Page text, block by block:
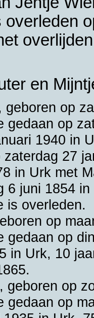
overleden
en
geboren op
gedaan op
1940 in
27
in Urk met
6 juni 1854 in
is overleden.
op
gedaan op
in Urk, 10
geboren op
gedaan op